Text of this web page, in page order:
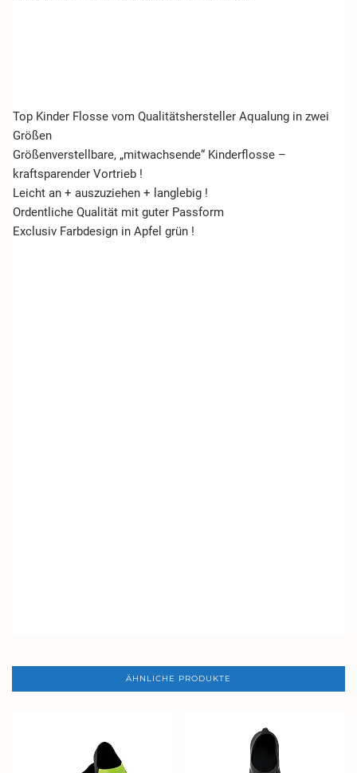
Top Kinder Flosse vom Qualitätshersteller Aqualung in zwei
Größen
Größenverstellbare, „mitwachsende“ Kinderflosse –
kraftsparender Vortrieb !
Leicht an + auszuziehen + langlebig !
Ordentliche Qualität mit guter Passform
Exclusiv Farbdesign in Apfel grün !
ÄHNLICHE PRODUKTE